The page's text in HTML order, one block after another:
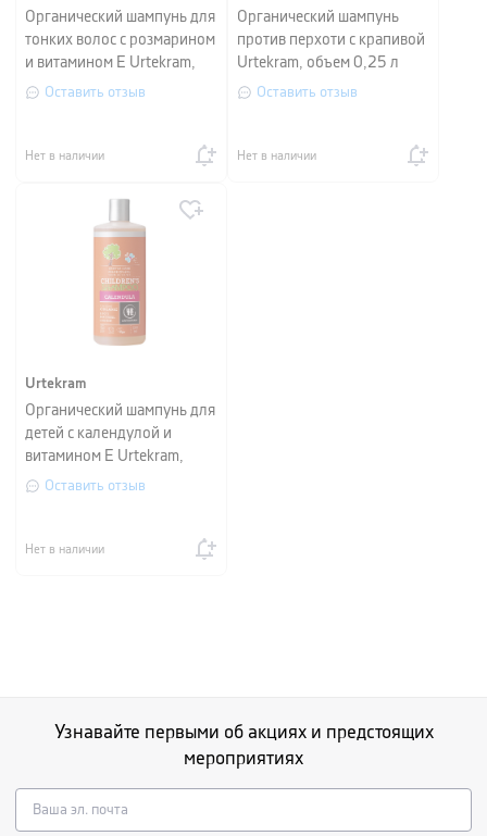
Органический шампунь для
тонких волос с розмарином
и витамином Е Urtekram,
объем 0,25 л
Оставить отзыв
Нет в наличии
Органический шампунь
против перхоти с крапивой
Urtekram, объем 0,25 л
Оставить отзыв
Нет в наличии
Urtekram
Органический шампунь для
детей с календулой и
витамином Е Urtekram,
объем 0,5 л
Оставить отзыв
Нет в наличии
Узнавайте первыми об акциях и предстоящих
мероприятиях